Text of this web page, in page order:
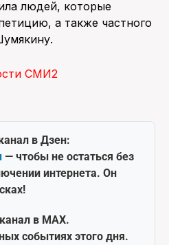
людей, которые
а также частного
СМИ2
в Дзен:
— чтобы не остаться без
интернета. Он
в MAX.
событиях этого дня.